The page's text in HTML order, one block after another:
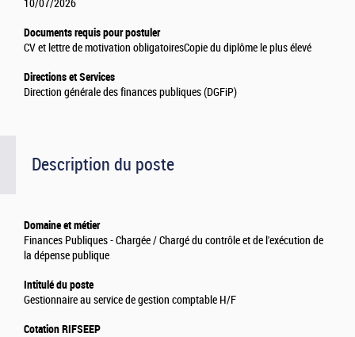
Description du poste
Domaine et métier
Finances Publiques - Chargée / Chargé du contrôle et de l'exécution de
la dépense publique
Intitulé du poste
Gestionnaire au service de gestion comptable H/F
Cotation RIFSEEP
10/07/2026
Documents requis pour postuler
CV et lettre de motivation obligatoiresCopie du diplôme le plus élevé
Directions et Services
Direction générale des finances publiques (DGFiP)